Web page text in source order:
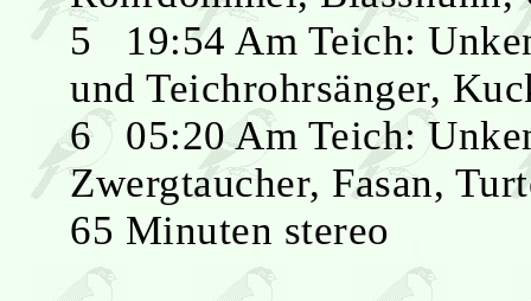
5 19:54 Am Teich:
und Teichrohrsänger,
6 05:20 Am Teich:
Zwergtaucher, Fasan,
65 Minuten stereo